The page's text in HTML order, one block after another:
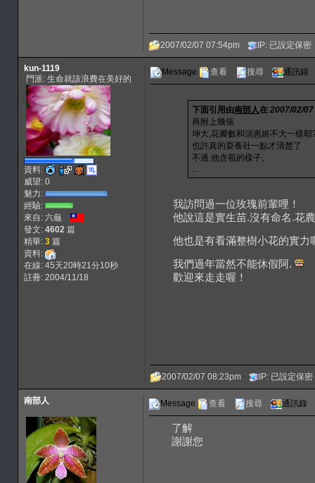
2007/02/07 07:54pm IP: 已設定保密
kun-1119
門派: 生命就該浪費在美好的
資料:
威望: 0
魅力:
經驗:
來自: 六龜
發文: 4602篇
精華: 3篇
資料:
在線: 45天20時21分10秒
註冊: 2004/11/18
Message 查看 搜尋 通訊錄
下面引用由南部人在 2007/02/
再附上幾張
坤大,花瓣數和須惠姬不大一樣耶
也許真的耍養壯一點才清楚了
不過,他含苞的樣子,
...
我訪問過一位玫瑰前輩哩！
他說這是實生苗.沒有命名.花
他也是有看滿整樹小花的實力
我們過年當然不能休假阿.
歡迎來走走喔！
2007/02/07 08:23pm IP: 已設定保密
南部人 Message 查看 搜尋 通訊錄
了解
謝謝您